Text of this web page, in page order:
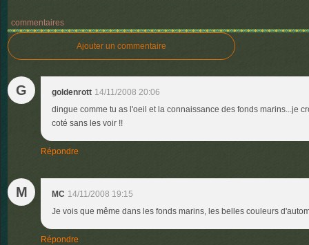
commentaires
Ajouter un commentaire
G goldenrott 14/11/2008 20:06
dingue comme tu as l'oeil et la connaissance des fonds marins...je
coté sans les voir !!
Répondre
M MC 14/11/2008 19:15
Je vois que même dans les fonds marins, les belles couleurs
Répondre